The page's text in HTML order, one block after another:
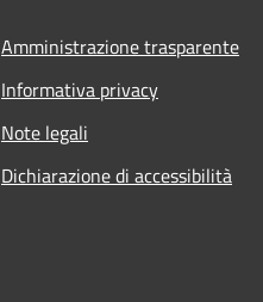
Amministrazione trasparente
Informativa privacy
Note legali
Dichiarazione di accessibilità